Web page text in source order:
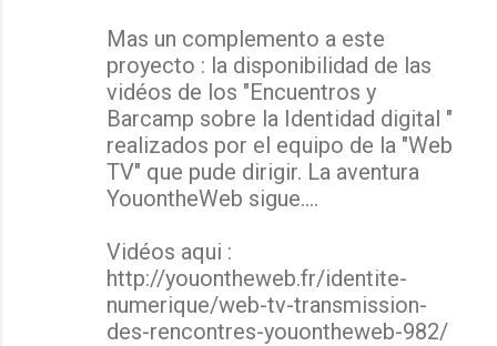
Mas un complemento a este
proyecto : la disponibilidad de las
vidéos de los "Encuentros y
Barcamp sobre la Identidad digital "
realizados por el equipo de la "Web
TV" que pude dirigir. La aventura
YouontheWeb sigue....
Vidéos aqui :
http://youontheweb.fr/identite-
numerique/web-tv-transmission-
des-rencontres-youontheweb-982/